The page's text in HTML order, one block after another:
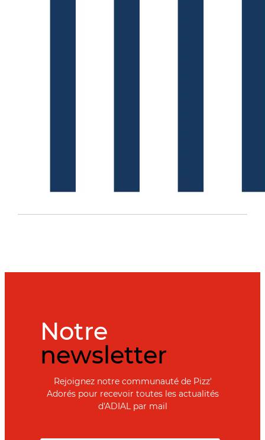
Notre
newsletter
Rejoignez notre communauté de Pizz'
Adorés pour recevoir toutes les actualités
d'ADIAL par mail